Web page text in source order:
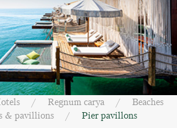
Regnum carya
Beaches
& pavillions Pier pavillons